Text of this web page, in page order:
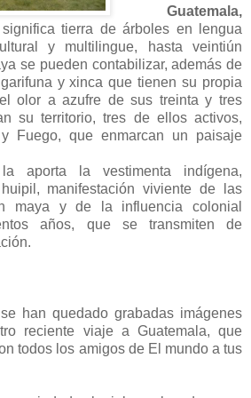
Guatemala,
tierra de árboles en lengua
y multilingue, hasta veintiún
se pueden contabilizar, además de
y xinca que tienen su propia
olor a azufre de sus treinta y tres
su territorio, tres de ellos activos,
Fuego, que enmarcan un paisaje
aporta la vestimenta indígena,
manifestación viviente de las
maya y de la influencia colonial
años, que se transmiten de
han quedado grabadas imágenes
reciente viaje a Guatemala, que
todos los amigos de El mundo a tus